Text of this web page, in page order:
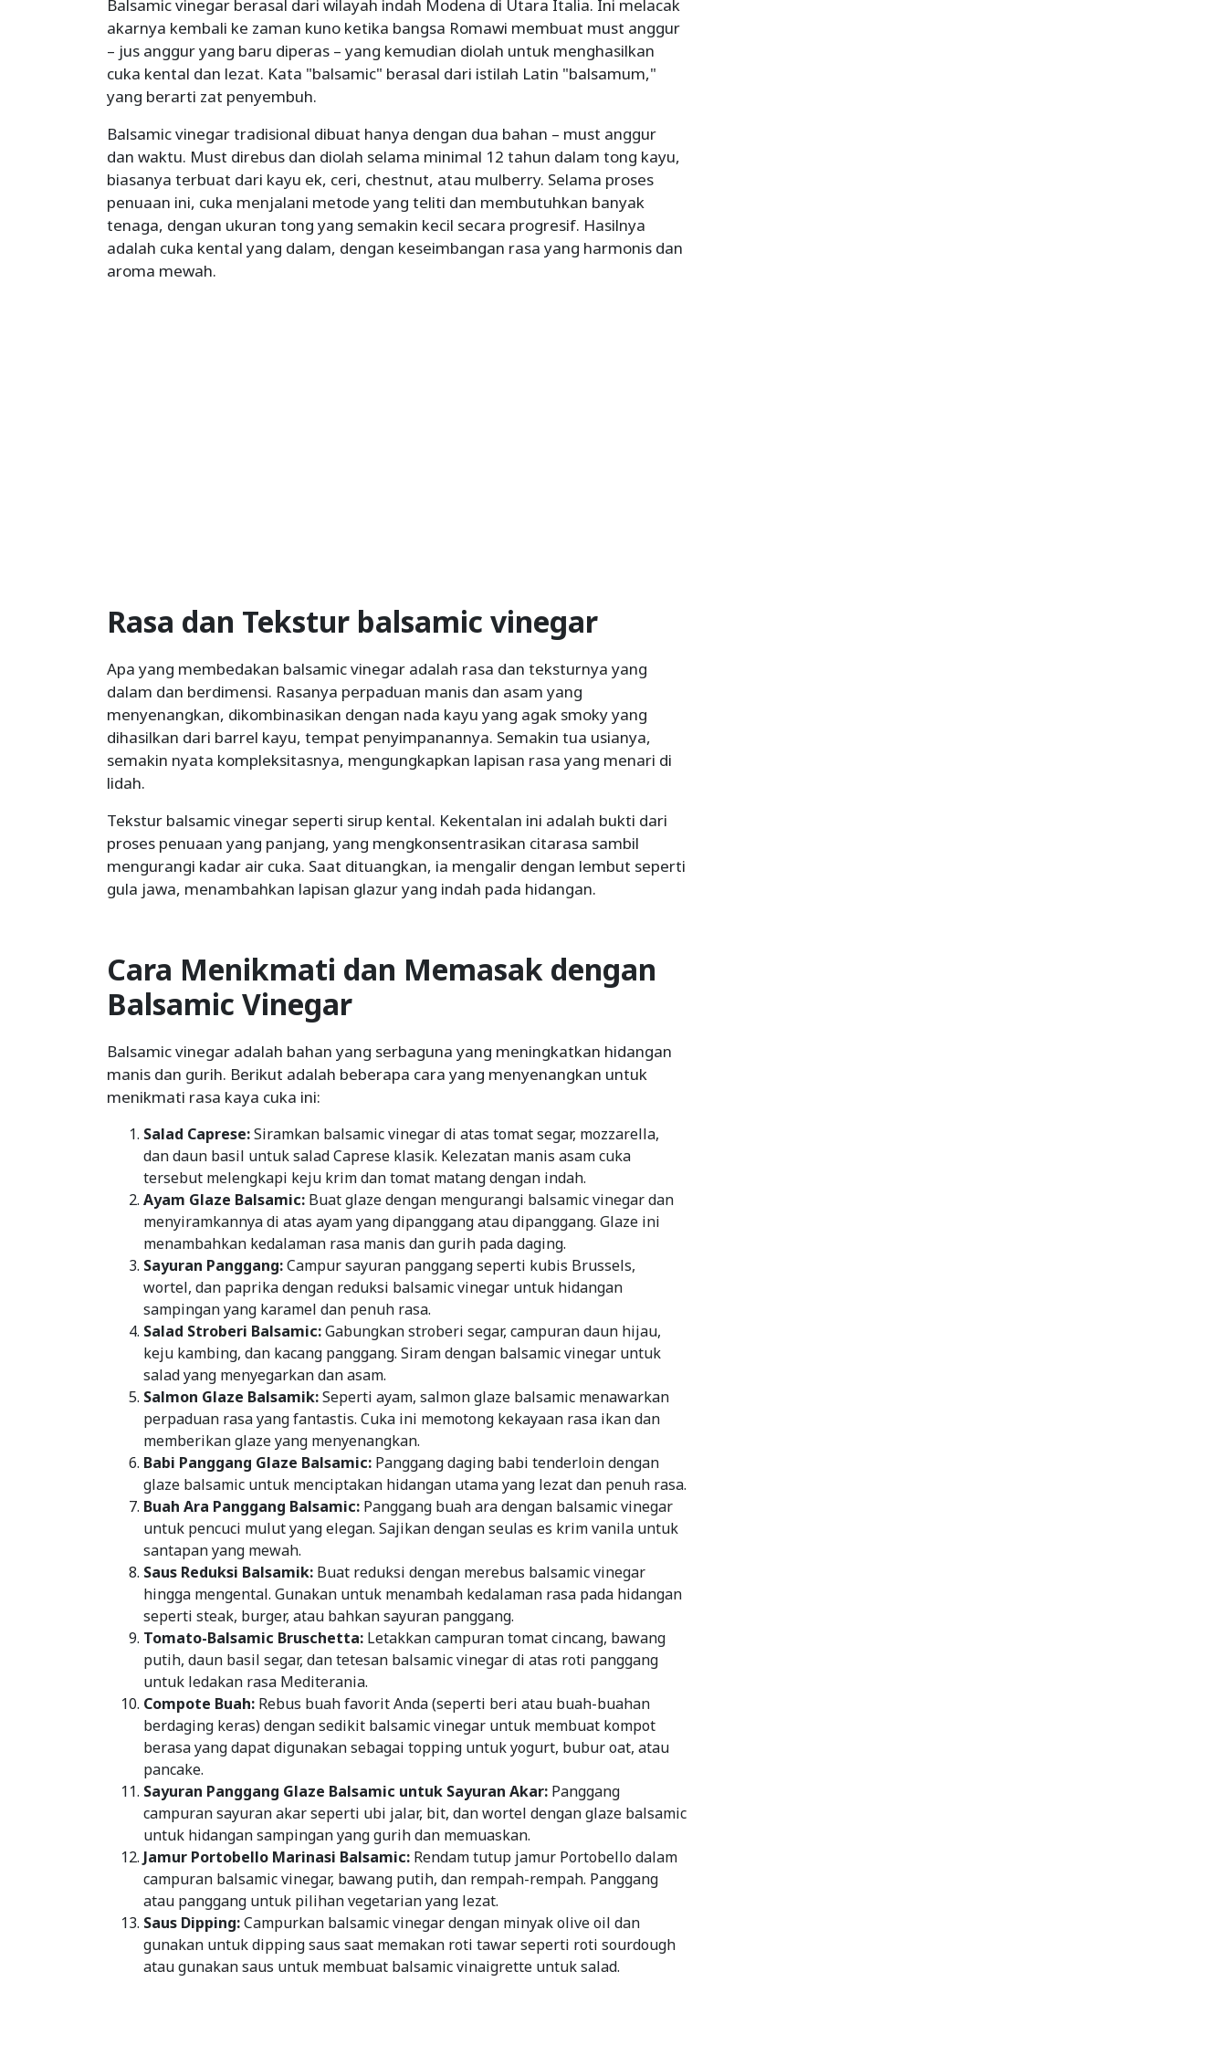
Balsamic vinegar berasal dari wilayah indah Modena di Utara Italia. Ini melacak
akarnya kembali ke zaman kuno ketika bangsa Romawi membuat must anggur
– jus anggur yang baru diperas – yang kemudian diolah untuk menghasilkan
cuka kental dan lezat. Kata "balsamic" berasal dari istilah Latin "balsamum,"
yang berarti zat penyembuh.
Balsamic vinegar tradisional dibuat hanya dengan dua bahan – must anggur
dan waktu. Must direbus dan diolah selama minimal 12 tahun dalam tong kayu,
biasanya terbuat dari kayu ek, ceri, chestnut, atau mulberry. Selama proses
penuaan ini, cuka menjalani metode yang teliti dan membutuhkan banyak
tenaga, dengan ukuran tong yang semakin kecil secara progresif. Hasilnya
adalah cuka kental yang dalam, dengan keseimbangan rasa yang harmonis dan
aroma mewah.
Rasa dan Tekstur balsamic vinegar
Apa yang membedakan balsamic vinegar adalah rasa dan teksturnya yang
dalam dan berdimensi. Rasanya perpaduan manis dan asam yang
menyenangkan, dikombinasikan dengan nada kayu yang agak smoky yang
dihasilkan dari barrel kayu, tempat penyimpanannya. Semakin tua usianya,
semakin nyata kompleksitasnya, mengungkapkan lapisan rasa yang menari di
lidah.
Tekstur balsamic vinegar seperti sirup kental. Kekentalan ini adalah bukti dari
proses penuaan yang panjang, yang mengkonsentrasikan citarasa sambil
mengurangi kadar air cuka. Saat dituangkan, ia mengalir dengan lembut seperti
gula jawa, menambahkan lapisan glazur yang indah pada hidangan.
Cara Menikmati dan Memasak dengan
Balsamic Vinegar
Balsamic vinegar adalah bahan yang serbaguna yang meningkatkan hidangan
manis dan gurih. Berikut adalah beberapa cara yang menyenangkan untuk
menikmati rasa kaya cuka ini:
Salad Caprese:Siramkan balsamic vinegar di atas tomat segar, mozzarella,
dan daun basil untuk salad Caprese klasik. Kelezatan manis asam cuka
tersebut melengkapi keju krim dan tomat matang dengan indah.
Ayam Glaze Balsamic: Buat glaze dengan mengurangi balsamic vinegar dan
menyiramkannya di atas ayam yang dipanggang atau dipanggang. Glaze ini
menambahkan kedalaman rasa manis dan gurih pada daging.
Sayuran Panggang:Campur sayuran panggang seperti kubis Brussels,
wortel, dan paprika dengan reduksi balsamic vinegar untuk hidangan
sampingan yang karamel dan penuh rasa.
Salad Stroberi Balsamic:Gabungkan stroberi segar, campuran daun hijau,
keju kambing, dan kacang panggang. Siram dengan balsamic vinegar untuk
salad yang menyegarkan dan asam.
Salmon Glaze Balsamik:Seperti ayam, salmon glaze balsamic menawarkan
perpaduan rasa yang fantastis. Cuka ini memotong kekayaan rasa ikan dan
memberikan glaze yang menyenangkan.
Babi Panggang Glaze Balsamic: Panggang daging babi tenderloin dengan
glaze balsamic untuk menciptakan hidangan utama yang lezat dan penuh rasa.
Buah Ara Panggang Balsamic: Panggang buah ara dengan balsamic vinegar
untuk pencuci mulut yang elegan. Sajikan dengan seulas es krim vanila untuk
santapan yang mewah.
Saus Reduksi Balsamik: Buat reduksi dengan merebus balsamic vinegar
hingga mengental. Gunakan untuk menambah kedalaman rasa pada hidangan
seperti steak, burger, atau bahkan sayuran panggang.
Tomato-Balsamic Bruschetta: Letakkan campuran tomat cincang, bawang
putih, daun basil segar, dan tetesan balsamic vinegar di atas roti panggang
untuk ledakan rasa Mediterania.
Compote Buah: Rebus buah favorit Anda (seperti beri atau buah-buahan
berdaging keras) dengan sedikit balsamic vinegar untuk membuat kompot
berasa yang dapat digunakan sebagai topping untuk yogurt, bubur oat, atau
pancake.
Sayuran Panggang Glaze Balsamic untuk Sayuran Akar: Panggang
campuran sayuran akar seperti ubi jalar, bit, dan wortel dengan glaze balsamic
untuk hidangan sampingan yang gurih dan memuaskan.
Jamur Portobello Marinasi Balsamic: Rendam tutup jamur Portobello dalam
campuran balsamic vinegar, bawang putih, dan rempah-rempah. Panggang
atau panggang untuk pilihan vegetarian yang lezat.
Saus Dipping:Campurkan balsamic vinegar dengan minyak olive oil dan
gunakan untuk dipping saus saat memakan roti tawar seperti roti sourdough
atau gunakan saus untuk membuat balsamic vinaigrette untuk salad.